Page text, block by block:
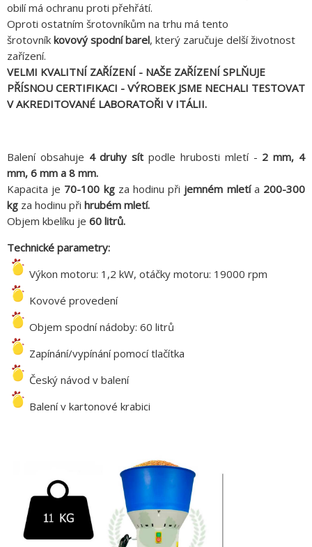
obilí má ochranu proti přehřátí.
Oproti ostatním šrotovníkům na trhu má tento
šrotovník kovový spodní barel, který zaručuje delší životnost
zařízení.
VELMI KVALITNÍ ZAŘÍZENÍ - NAŠE ZAŘÍZENÍ SPLŇUJE
PŘÍSNOU CERTIFIKACI - VÝROBEK JSME NECHALI TESTOVAT
V AKREDITOVANÉ LABORATOŘI V ITÁLII.
Balení obsahuje 4 druhy sít podle hrubosti mletí - 2 mm, 4
mm, 6 mm a 8 mm.
Kapacita je 70-100 kgza hodinu při jemném mletía 200-300
kg za hodinu při hrubém mletí.
Objem kbelíku je 60 litrů.
Technické parametry:
Výkon motoru: 1,2 kW, otáčky motoru: 19000 rpm
Kovové provedení
Objem spodní nádoby: 60 litrů
Zapínání/vypínání pomocí tlačítka
Český návod v balení
Balení v kartonové krabici